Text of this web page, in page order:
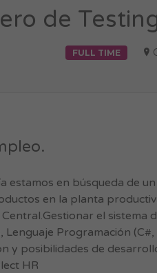
de
FULL TIME
estamos en búsqueda de
en la planta
Central.Gestionar el
Programación
y posibilidades de
HR